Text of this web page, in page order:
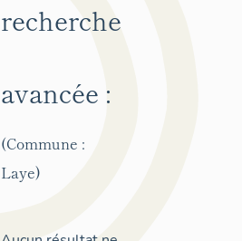
recherche
avancée :
(Commune :
Laye)